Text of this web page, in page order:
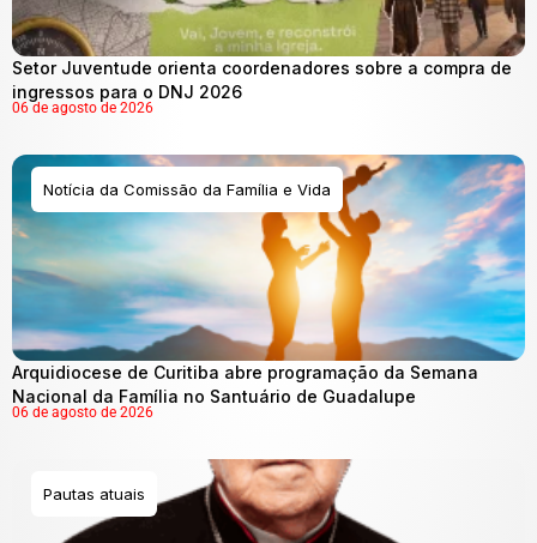
Setor Juventude orienta coordenadores sobre a compra de
ingressos para o DNJ 2026
06 de agosto de 2026
Notícia da Comissão da Família e Vida
Arquidiocese de Curitiba abre programação da Semana
Nacional da Família no Santuário de Guadalupe
06 de agosto de 2026
Pautas atuais